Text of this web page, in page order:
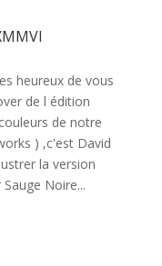
heureux de vous
de l édition
de notre
) ,c'est David
la version
Noire...